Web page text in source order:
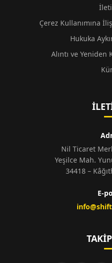
Çerez Kullanımına
Hukuka
Alıntı ve Yeniden
Nil Ticaret
Yeşilce Mah.
34418 –
E-